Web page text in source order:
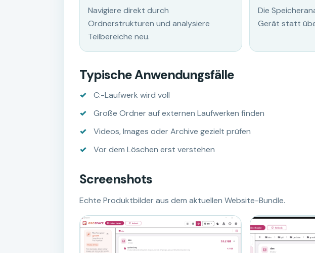
Navigiere direkt durch
Ordnerstrukturen und analysiere
Teilbereiche neu.
Die
Gerät statt
Typische Anwendungsfälle
C:-Laufwerk wird voll
Große Ordner auf externen Laufwerken finden
Videos, Images oder Archive gezielt prüfen
Vor dem Löschen erst verstehen
Screenshots
Echte Produktbilder aus dem aktuellen Website-Bundle.